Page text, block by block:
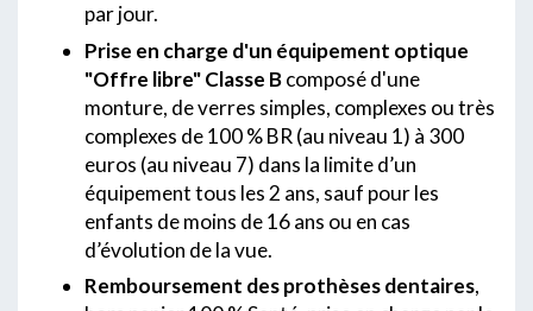
par jour.
Prise en charge d'un équipement optique
"Offre libre" Classe Bcomposé d'une
monture, de verres simples, complexes ou très
complexes de 100 % BR (au niveau 1) à 300
euros (au niveau 7) dans la limite d’un
équipement tous les 2 ans, sauf pour les
enfants de moins de 16 ans ou en cas
d’évolution de la vue.
Remboursement des prothèses dentaires,